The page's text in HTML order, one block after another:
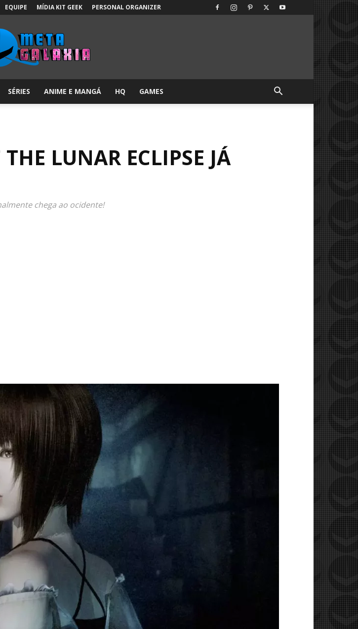
EQUIPE MÍDIA KIT GEEK PERSONAL ORGANIZER
Galáxia:
sobre
Pop!
SÉRIES ANIME E MANGÁ HQ GAMES
LUNAR ECLIPSE JÁ
chega ao ocidente!